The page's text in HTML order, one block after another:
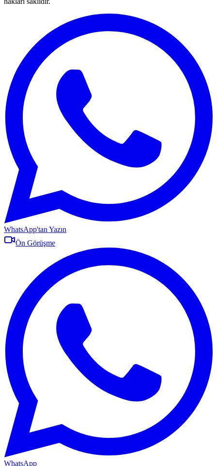
WhatsApp'tan Yazın
Ön Görüşme
WhatsApp